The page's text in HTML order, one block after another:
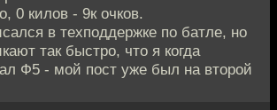
0 килов - 9к очков.
в техподдержке по батле, но
так быстро, что я когда
Ф5 - мой пост уже был на второй